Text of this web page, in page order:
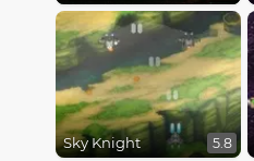
Sky Knight 5.8